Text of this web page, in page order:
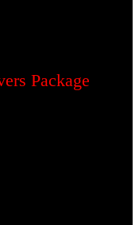
Package